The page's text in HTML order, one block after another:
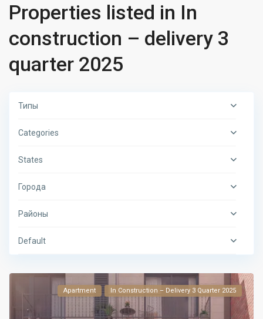
Properties listed in In
construction – delivery 3
quarter 2025
Типы
Categories
States
Города
Районы
Default
Apartment In Construction – Delivery 3 Quarter 2025